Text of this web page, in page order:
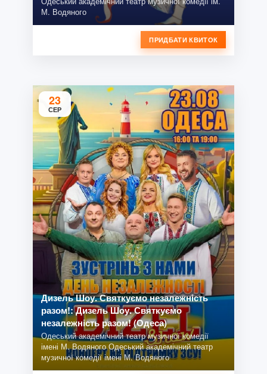
М. Водяного
ПРИДБАТИ КВИТОК
23
СЕР
Дизель Шоу. Святкуємо незалежність
разом!: Дизель Шоу. Святкуємо
незалежність разом! (Одеса)
Одеський академічний театр музичної комедії
імені М. Водяного Одеський академічний театр
музичної комедії імені М. Водяного